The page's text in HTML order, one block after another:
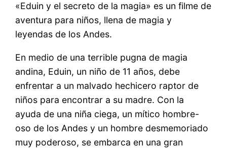
«Eduin y el secreto de la magia» es un filme de
aventura para niños, llena de magia y
leyendas de los Andes.
En medio de una terrible pugna de magia
andina, Eduin, un niño de 11 años, debe
enfrentar a un malvado hechicero raptor de
niños para encontrar a su madre. Con la
ayuda de una niña ciega, un mítico hombre-
oso de los Andes y un hombre desmemoriado
muy poderoso, se embarca en una gran